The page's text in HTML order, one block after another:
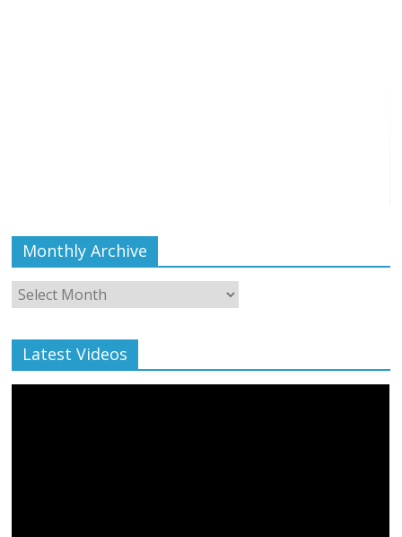
Monthly Archive
Monthly
Archive
Latest Videos